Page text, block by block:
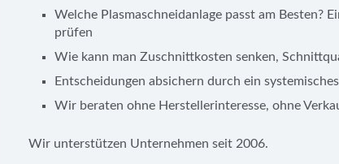
Welche Plasmaschneidanlage passt am Besten?
prüfen
Wie kann man Zuschnittkosten senken,
Entscheidungen absichern durch ein
Wir beraten ohne Herstellerinteresse, ohne
Wir unterstützen Unternehmen seit 2006.